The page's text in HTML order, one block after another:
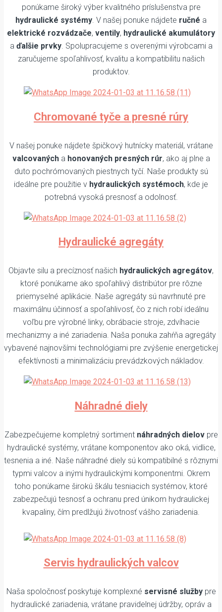
ponúkame široký výber kvalitného príslušenstva pre
hydraulické systémy. V našej ponuke nájdete ručné a
elektrické rozvádzače, ventily, hydraulické akumulátory
a ďalšie prvky. Spolupracujeme s overenými výrobcami a
zaručujeme spoľahlivosť, kvalitu a kompatibilitu našich
produktov.
Chromované tyče a presné rúry
V našej ponuke nájdete špičkový hutnícky materiál, vrátane
valcovanýcha honovaných presných rúr, ako aj plne a
duto pochrómovaných piestnych tyčí. Naše produkty sú
ideálne pre použitie v hydraulických systémoch, kde je
potrebná vysoká presnosť a odolnosť.
Hydraulické agregáty
Objavte silu a precíznosť našich hydraulických agregátov,
ktoré ponúkame ako spoľahlivý distribútor pre rôzne
priemyselné aplikácie. Naše agregáty sú navrhnuté pre
maximálnu účinnosť a spoľahlivosť, čo z nich robí ideálnu
voľbu pre výrobné linky, obrábacie stroje, zdvíhacie
mechanizmy a iné zariadenia. Naša ponuka zahŕňa agregáty
vybavené najnovšími technológiami pre zvýšenie energetickej
efektívnosti a minimalizáciu prevádzkových nákladov.
Náhradné diely
Zabezpečujeme kompletný sortiment náhradných dielovpre
hydraulické systémy, vrátane komponentov ako oká, vidlice,
tesnenia a iné. Naše náhradné diely sú kompatibilné s rôznymi
typmi valcov a inými hydraulickými komponentmi. Okrem
toho ponúkame širokú škálu tesniacich systémov, ktoré
zabezpečujú tesnosť a ochranu pred únikom hydraulickej
kvapaliny, čím predlžujú životnosť vášho zariadenia.
Servis hydraulických valcov
Naša spoločnosť poskytuje komplexné servisné službypre
hydraulické zariadenia, vrátane pravidelnej údržby, opráv a